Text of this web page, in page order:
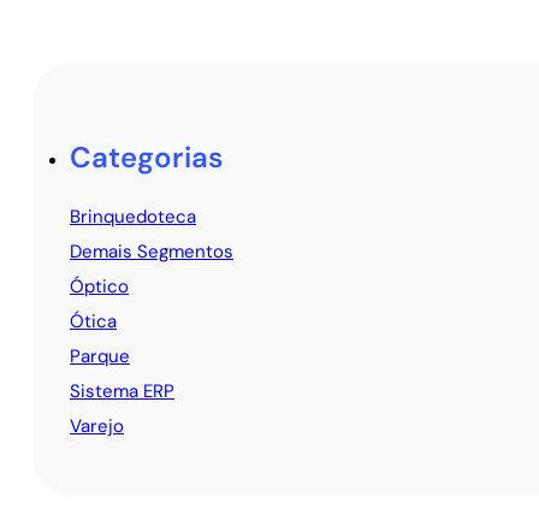
Categorias
Brinquedoteca
Demais Segmentos
Óptico
Ótica
Parque
Sistema ERP
Varejo